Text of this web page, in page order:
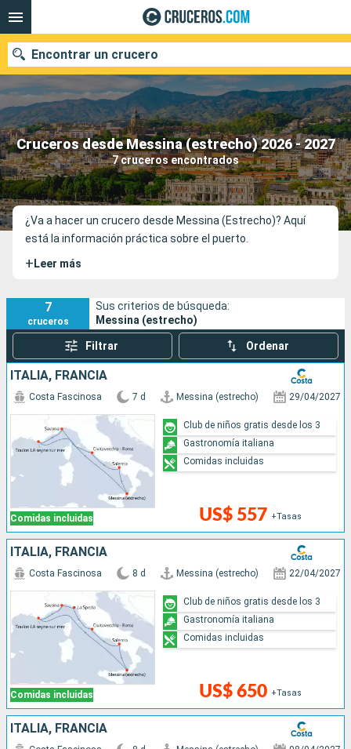
Cruceros desde Messina (estrecho) 2026 - 2027
7 cruceros encontrados
Encontrar un crucero
Nuestros destinos
Fecha de salida
Puertos Compañías
¿Va a hacer un crucero desde Messina (Estrecho)? Aquí
está la información práctica sobre el puerto.
+ Leer más
7
cruceros
Sus criterios de búsqueda:
Messina (estrecho)
Filtrar Ordenar
ITALIA, FRANCIA
Comidas incluidas
Costa Fascinosa 7 d Messina (estrecho) 29/04/2027
US$ 557 +Tasas
Club de niños gratis desde los 3
Gastronomía italiana
Comidas incluidas
ITALIA, FRANCIA
Comidas incluidas
Costa Fascinosa 8 d Messina (estrecho) 22/04/2027
US$ 650 +Tasas
Club de niños gratis desde los 3
Gastronomía italiana
Comidas incluidas
ITALIA, FRANCIA